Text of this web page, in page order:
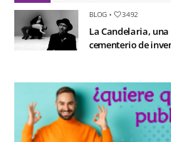
BLOG • 3492
La Candelaria,
cementerio de